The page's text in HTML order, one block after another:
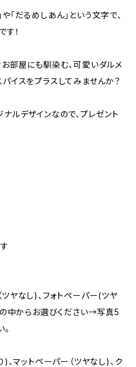
「だるめしあん」という文字で、
す！
部屋にも馴染む、可愛いダルメ
イスをプラスしてみませんか？
ルデザインなので、プレゼント
ヤなし)、フォトペーパー(ツヤ
の中からお選びください→写真5
マットペーパー（ツヤなし)、ク